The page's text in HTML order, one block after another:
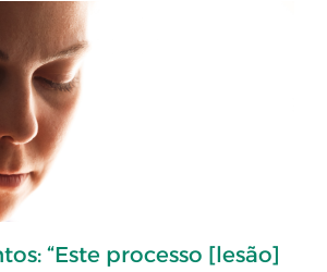
“Este processo [lesão]